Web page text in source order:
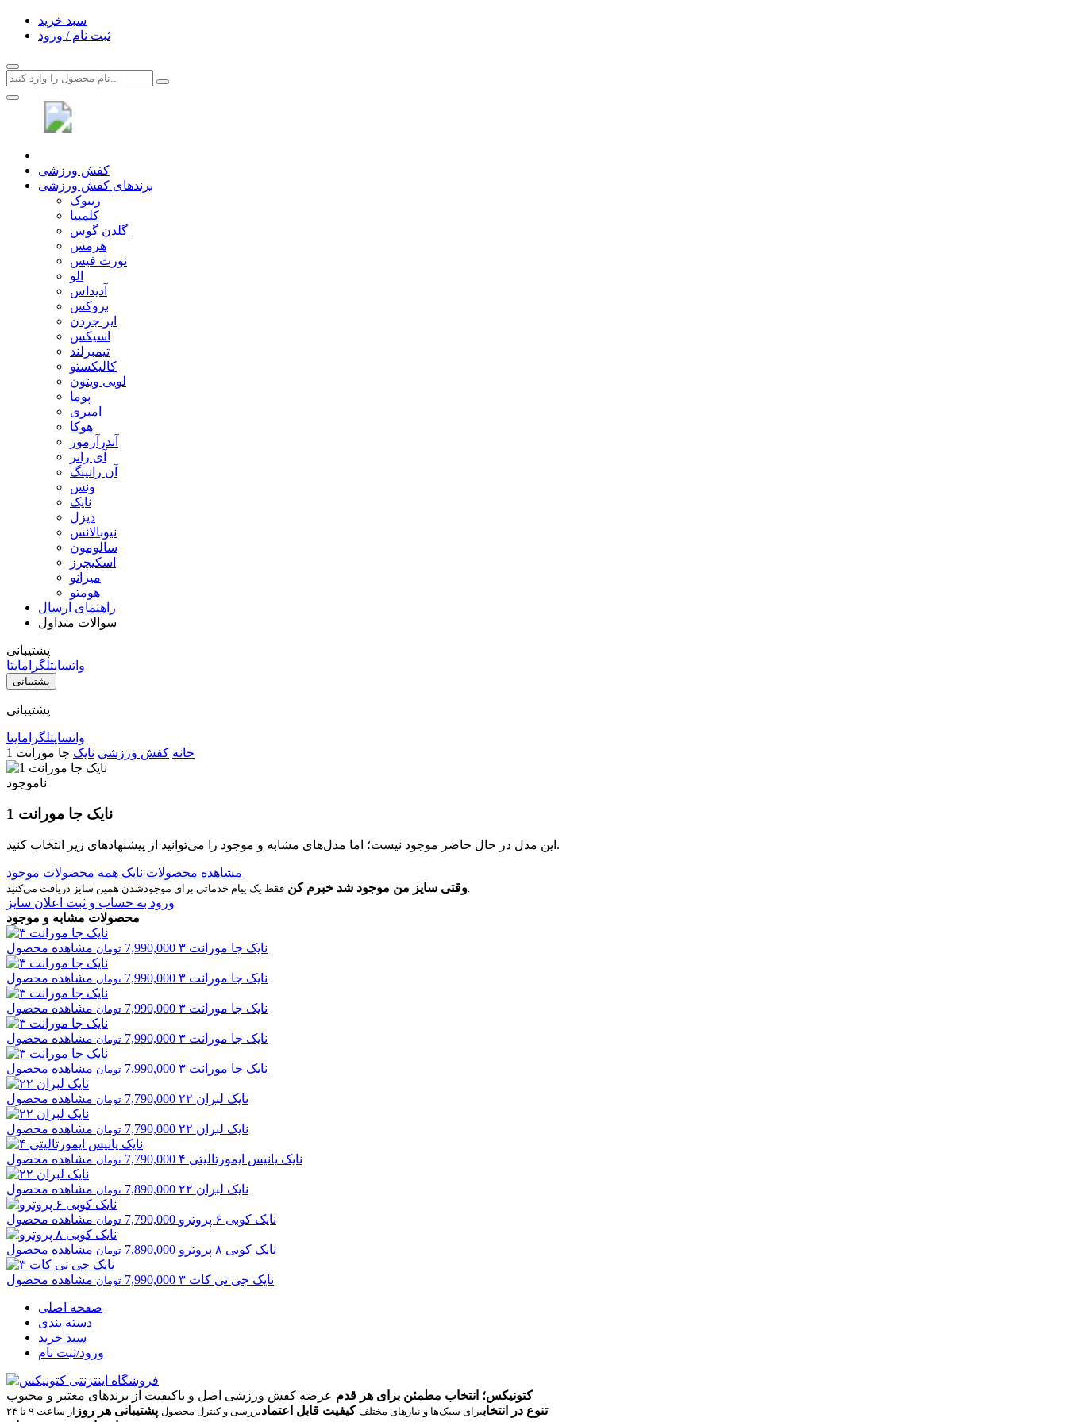
سبد خرید
ثبت نام / ورود
کفش ورزشی
برندهای کفش ورزشی
ریبوک
کلمبیا
گلدن گوس
هرمس
نورث فیس
الو
آدیداس
بروکس
ایر جردن
اسیکس
تیمبرلند
کالیکستو
لویی ویتون
پوما
امیری
هوکا
آندرآرمور
آی رانر
آن رانینگ
ونس
نایک
دیزل
نیوبالانس
سالومون
اسکیچرز
میزانو
هومتو
راهنمای ارسال
سوالات متداول
پشتیبانی
واتساپتلگرامایتا
پشتیبانی
پشتیبانی
واتساپتلگرامایتا
خانه کفش ورزشی نایک جا مورانت 1
ناموجود
نایک جا مورانت 1
این مدل در حال حاضر موجود نیست؛ اما مدل‌های مشابه و موجود را می‌توانید از پیشنهادهای زیر انتخاب کنید.
مشاهده محصولات نایک همه محصولات موجود
وقتی سایز من موجود شد خبرم کنفقط یک پیام خدماتی برای موجودشدن همین سایز دریافت می‌کنید.
ورود به حساب و ثبت اعلان سایز
محصولات مشابه و موجود
نایک جا مورانت ۳ 7,990,000 تومان مشاهده محصول
نایک جا مورانت ۳ 7,990,000 تومان مشاهده محصول
نایک جا مورانت ۳ 7,990,000 تومان مشاهده محصول
نایک جا مورانت ۳ 7,990,000 تومان مشاهده محصول
نایک جا مورانت ۳ 7,990,000 تومان مشاهده محصول
نایک لبران ۲۲ 7,790,000 تومان مشاهده محصول
نایک لبران ۲۲ 7,790,000 تومان مشاهده محصول
نایک یانیس ایمورتالیتی ۴ 7,790,000 تومان مشاهده محصول
نایک لبران ۲۲ 7,890,000 تومان مشاهده محصول
نایک کوبی ۶ پروترو 7,790,000 تومان مشاهده محصول
نایک کوبی ۸ پروترو 7,890,000 تومان مشاهده محصول
نایک جی تی کات ۳ 7,990,000 تومان مشاهده محصول
صفحه اصلی
دسته بندی
سبد خرید
ورود/ثبت نام
کتونیکس؛ انتخاب مطمئن برای هر قدم عرضه کفش ورزشی اصل و باکیفیت از برندهای معتبر و محبوب
تنوع در انتخاببرای سبک‌ها و نیازهای مختلف کیفیت قابل اعتمادبررسی و کنترل محصول پشتیبانی هر روز از ساعت ۹ تا ۲۴